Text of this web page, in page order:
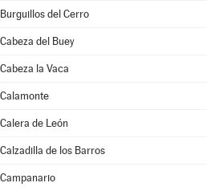
Burguillos del Cerro
Cabeza del Buey
Cabeza la Vaca
Calamonte
Calera de León
Calzadilla de los Barros
Campanario